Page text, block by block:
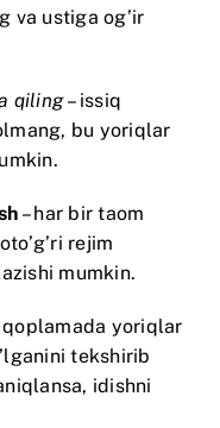
va ustiga og’ir
qiling– issiq
bu yoriqlar
– har bir taom
rejim
mumkin.
qoplamada yoriqlar
tekshirib
idishni